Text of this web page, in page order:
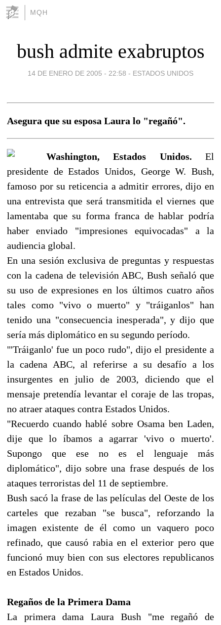
MQH
bush admite exabruptos
14 DE ENERO DE 2005 - 22:58 - ESTADOS UNIDOS
Asegura que su esposa Laura lo "regañó".
Washington, Estados Unidos. El
presidente de Estados Unidos, George W. Bush,
famoso por su reticencia a admitir errores, dijo en
una entrevista que será transmitida el viernes que
lamentaba que su forma franca de hablar podría
haber enviado "impresiones equivocadas" a la
audiencia global.
En una sesión exclusiva de preguntas y respuestas
con la cadena de televisión ABC, Bush señaló que
su uso de expresiones en los últimos cuatro años
tales como "vivo o muerto" y "tráiganlos" han
tenido una "consecuencia inesperada", y dijo que
sería más diplomático en su segundo período.
"'Tráiganlo' fue un poco rudo", dijo el presidente a
la cadena ABC, al referirse a su desafío a los
insurgentes en julio de 2003, diciendo que el
mensaje pretendía levantar el coraje de las tropas,
no atraer ataques contra Estados Unidos.
"Recuerdo cuando hablé sobre Osama ben Laden,
dije que lo íbamos a agarrar 'vivo o muerto'.
Supongo que ese no es el lenguaje más
diplomático", dijo sobre una frase después de los
ataques terroristas del 11 de septiembre.
Bush sacó la frase de las películas del Oeste de los
carteles que rezaban "se busca", reforzando la
imagen existente de él como un vaquero poco
refinado, que causó rabia en el exterior pero que
funcionó muy bien con sus electores republicanos
en Estados Unidos.
Regaños de la Primera Dama
La primera dama Laura Bush "me regañó de